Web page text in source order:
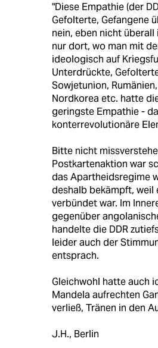
"Diese Empathie (der
Gefolterte, Gefangene
nein, eben nicht
nur dort, wo man mit
ideologisch auf
Unterdrückte,
Sowjetunion,
Nordkorea etc. hatte
geringste Empathie -
konterrevolutionäre
Bitte nicht
Postkartenaktion war
das Apartheidsregime
deshalb bekämpft, weil
verbündet war. Im
gegenüber
handelte die DDR
leider auch der
entsprach.
Gleichwohl hatte auch
Mandela aufrechten
verließ, Tränen in den
J.H., Berlin